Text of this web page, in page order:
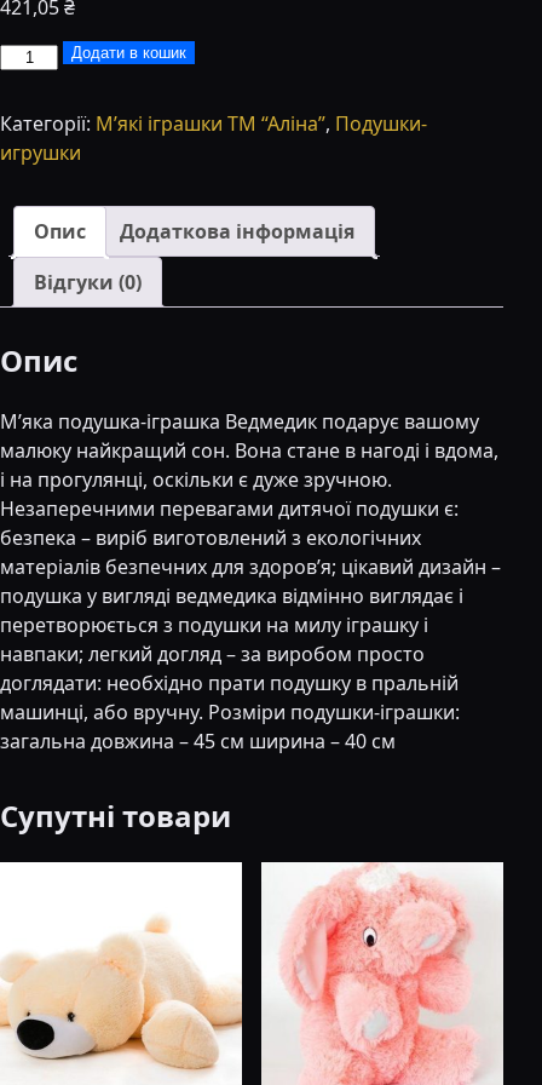
421,05₴
Подушка-
Аліна
ведмедик
см
коричнева
кількість
Додати в кошик
Категорії: М’які іграшки ТМ “Аліна”, Подушки-
игрушки
Опис
Додаткова інформація
Відгуки (0)
Опис
М’яка подушка-іграшка Ведмедик подарує вашому
малюку найкращий сон. Вона стане в нагоді і вдома,
і на прогулянці, оскільки є дуже зручною.
Незаперечними перевагами дитячої подушки є:
безпека – виріб виготовлений з екологічних
матеріалів безпечних для здоров’я; цікавий дизайн –
подушка у вигляді ведмедика відмінно виглядає і
перетворюється з подушки на милу іграшку і
навпаки; легкий догляд – за виробом просто
доглядати: необхідно прати подушку в пральній
машинці, або вручну. Розміри подушки-іграшки:
загальна довжина – 45 см ширина – 40 см
Супутні товари